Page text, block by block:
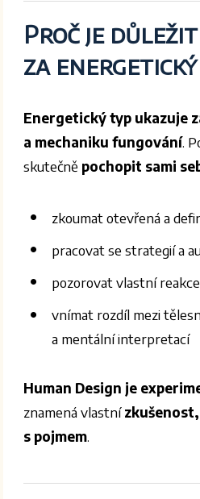
Proč je
za
Energetický typ ukazuje
a mechaniku fungování.
skutečně pochopit sami
zkoumat otevřená a
pracovat se strategií a
pozorovat vlastní
vnímat rozdíl mezi
a mentální interpretací
Human Design je
znamená vlastní
s pojmem.